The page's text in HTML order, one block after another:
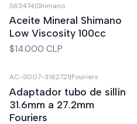
Nuevo
S63474|Shimano
Aceite Mineral Shimano
Low Viscosity 100cc
$14.000 CLP
AC-S007-3162721|Fouriers
Adaptador tubo de sillín
31.6mm a 27.2mm
Fouriers